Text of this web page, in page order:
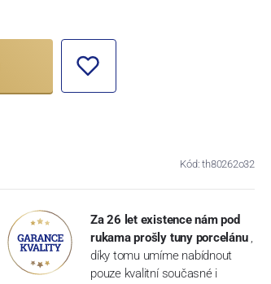
Kód: th80262o32
Za 26 let existence nám pod
rukama prošly tuny porcelánu ,
díky tomu umíme nabídnout
pouze kvalitní současné i